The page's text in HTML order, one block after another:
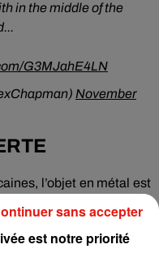
in the middle of the
G3MJahE4LN
November
l’objet en métal est
n’a pas enlevé la
une propriété privée
est notre priorité
sans accepter